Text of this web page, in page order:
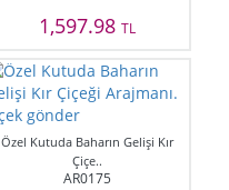
1,597.98 TL
Özel Kutuda Baharın Gelişi Kır
Çiçe..
AR0175